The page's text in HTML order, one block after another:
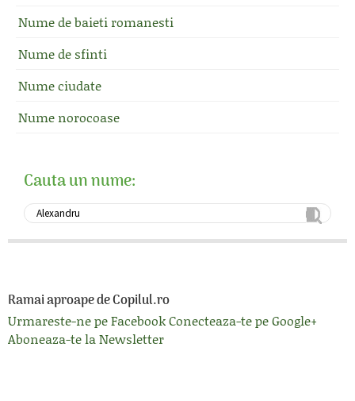
Nume de baieti romanesti
Nume de sfinti
Nume ciudate
Nume norocoase
Cauta un nume:
Ramai aproape de Copilul.ro
Urmareste-ne pe FacebookConecteaza-te pe Google+
Aboneaza-te la Newsletter